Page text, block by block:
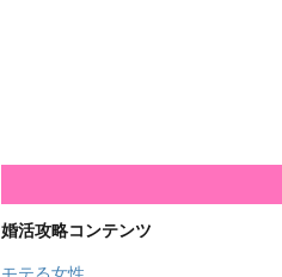
婚活攻略コンテンツ